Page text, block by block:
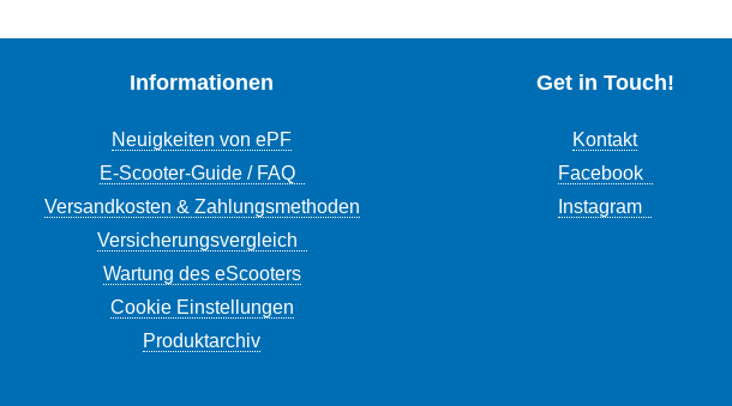
Informationen
Neuigkeiten von ePF
E-Scooter-Guide / FAQ
Versandkosten & Zahlungsmethoden
Versicherungsvergleich
Wartung des eScooters
Cookie Einstellungen
Produktarchiv
Get in Touch!
Kontakt
Facebook
Instagram